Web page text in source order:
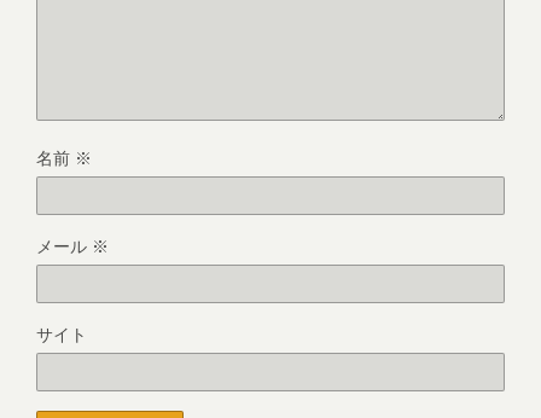
名前 ※
メール ※
サイト